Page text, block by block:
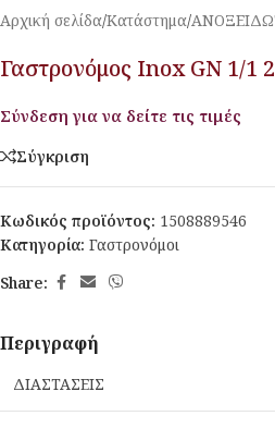
Αρχική σελίδα/Κατάστημα/
Γαστρονόμος Inox GN 1/1
Σύνδεση για να δείτε τις τιμές
Σύγκριση
Κωδικός προϊόντος: 1508889546
Κατηγορία: Γαστρονόμοι
Share:
Περιγραφή
ΔΙΑΣΤΑΣΕΙΣ